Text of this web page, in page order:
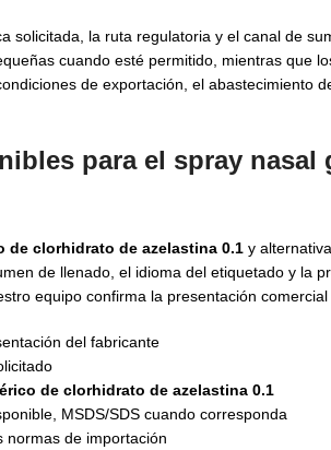
solicitada, la ruta regulatoria y el canal de
cuando esté permitido, mientras que
de exportación, el abastecimiento
para el spray
de clorhidrato de azelastina 0.1 y
de llenado, el idioma del etiquetado y la
equipo confirma la presentación
del fabricante
de clorhidrato de azelastina 0.1
MSDS/SDS cuando corresponda
normas de importación